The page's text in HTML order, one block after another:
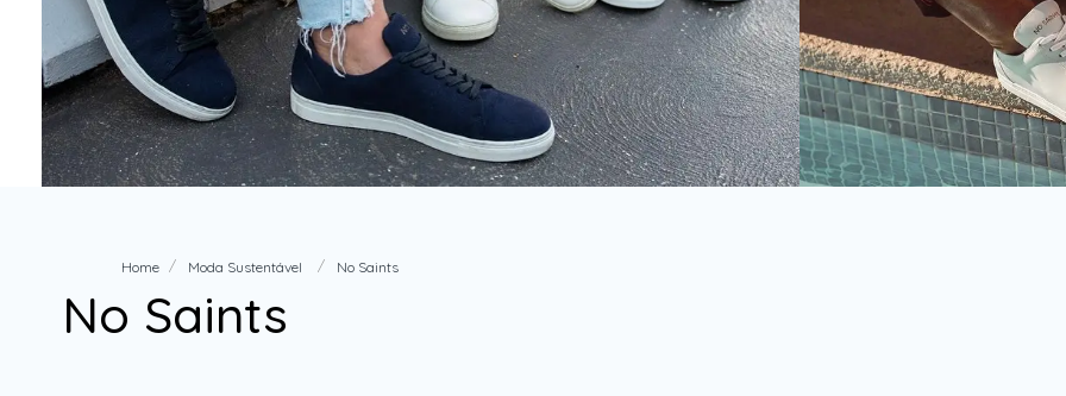
Home Moda Sustentável No Saints
No Saints